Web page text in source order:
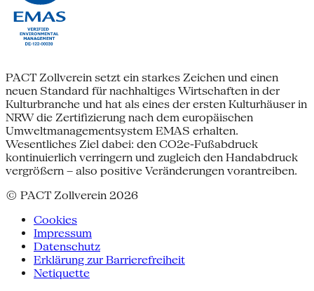
PACT Zollverein setzt ein starkes Zeichen und einen
neuen Standard für nachhaltiges Wirtschaften in der
Kulturbranche und hat als eines der ersten Kulturhäuser in
NRW die Zertifizierung nach dem europäischen
Umweltmanagementsystem EMAS erhalten.
Wesentliches Ziel dabei: den CO2e-Fußabdruck
kontinuierlich verringern und zugleich den Handabdruck
vergrößern – also positive Veränderungen vorantreiben.
© PACT Zollverein 2026
Cookies
Impressum
Datenschutz
Erklärung zur Barrierefreiheit
Netiquette